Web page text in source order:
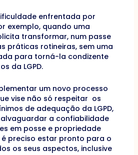
enfrentada por
exemplo, quando uma
transformar, num passe
práticas rotineiras, sem uma
para torná-la condizente
da LGPD.
um novo processo
vise não só respeitar os
de adequação da LGPD,
a confiabilidade
em posse e propriedade
é preciso estar pronto para o
os seus aspectos, inclusive